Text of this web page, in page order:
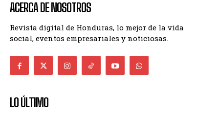
ACERCA DE NOSOTROS
Revista digital de Honduras, lo mejor de la vida
social, eventos empresariales y noticiosas.
LO ÚLTIMO